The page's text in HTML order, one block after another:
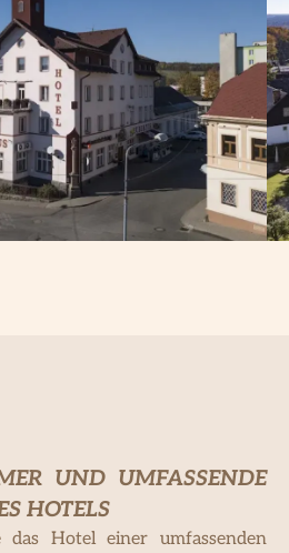
UND UMFASSENDE
HOTELS
Hotel einer umfassenden